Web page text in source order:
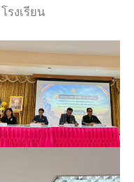
รงเรียน